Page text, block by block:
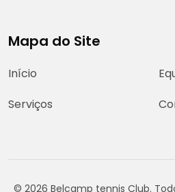
Mapa do Site
Início
Serviços
© 2026 Belcamp tennis Club.